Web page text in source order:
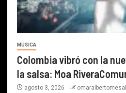
MÚSICA
Colombia vibró con la
la salsa: Moa
agosto 3, 2026